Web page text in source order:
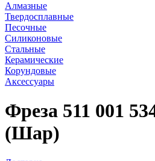
Алмазные
Твердосплавные
Песочные
Силиконовые
Стальные
Керамические
Корундовые
Аксессуары
Фреза 511 001
(Шар)